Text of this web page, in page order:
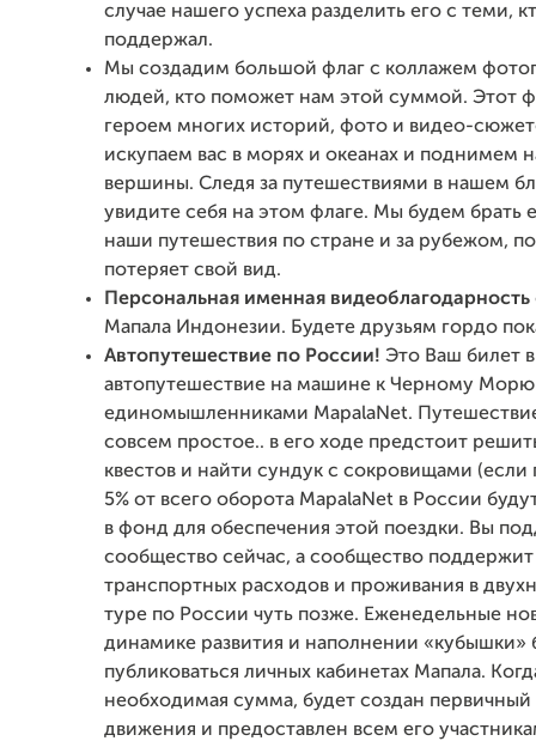
случае нашего успеха разделить его с теми,
поддержал.
Мы создадим большой флаг с коллажем
людей, кто поможет нам этой суммой. Этот
героем многих историй, фото и видео-
искупаем вас в морях и океанах и поднимем
вершины. Следя за путешествиями в нашем
увидите себя на этом флаге. Мы будем брать
наши путешествия по стране и за рубежом,
потеряет свой вид.
Персональная именная видеоблагодарность
Мапала Индонезии. Будете друзьям гордо
Автопутешествие по России! Это Ваш билет в
автопутешествие на машине к Черному
единомышленниками MapalaNet.
совсем простое.. в его ходе предстоит
квестов и найти сундук с сокровищами (если
5% от всего оборота MapalaNet в России
в фонд для обеспечения этой поездки. Вы
сообщество сейчас, а сообщество поддержит
транспортных расходов и проживания в
туре по России чуть позже. Еженедельные
динамике развития и наполнении «кубышки»
публиковаться личных кабинетах Мапала.
необходимая сумма, будет создан
движения и предоставлен всем его